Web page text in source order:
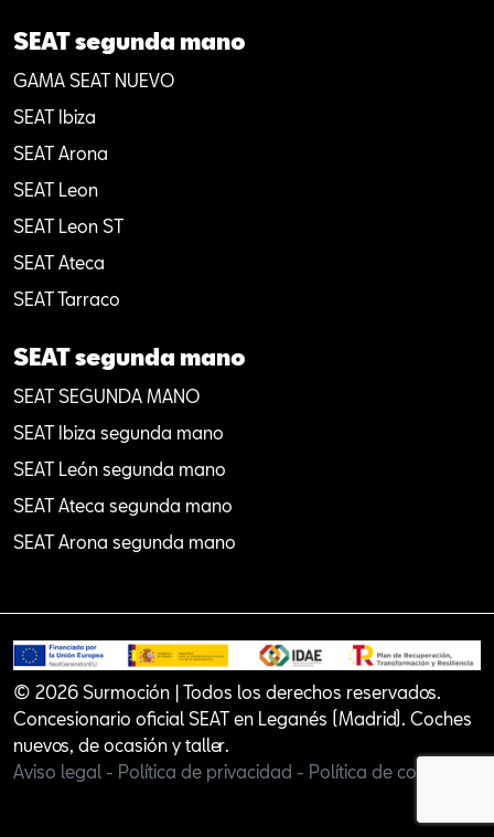
SEAT segunda mano
GAMA SEAT NUEVO
SEAT Ibiza
SEAT Arona
SEAT Leon
SEAT Leon ST
SEAT Ateca
SEAT Tarraco
SEAT segunda mano
SEAT SEGUNDA MANO
SEAT Ibiza segunda mano
SEAT León segunda mano
SEAT Ateca segunda mano
SEAT Arona segunda mano
© 2026 Surmoción | Todos los derechos reservados.
Concesionario oficial SEAT en Leganés (Madrid). Coches
nuevos, de ocasión y taller.
Aviso legal - Política de privacidad - Política de cookies